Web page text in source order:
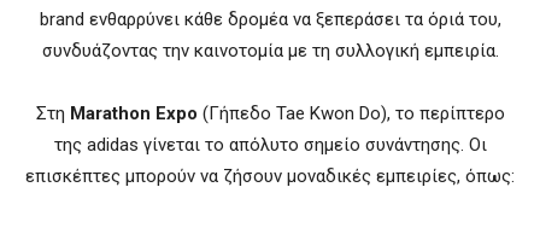
brand ενθαρρύνει κάθε δρομέα να ξεπεράσει τα όριά του,
συνδυάζοντας την καινοτομία με τη συλλογική εμπειρία.
Στη Marathon Expo (Γήπεδο Tae Kwon Do), το περίπτερο
της adidas γίνεται το απόλυτο σημείο συνάντησης. Οι
επισκέπτες μπορούν να ζήσουν μοναδικές εμπειρίες, όπως: